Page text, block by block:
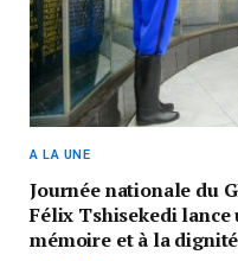
A LA UNE
Journée nationale du
Félix Tshisekedi
mémoire et à la